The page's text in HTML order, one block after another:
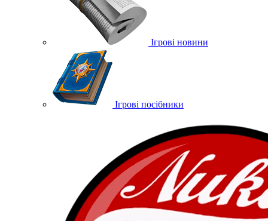
Ігрові новини
Ігрові посібники